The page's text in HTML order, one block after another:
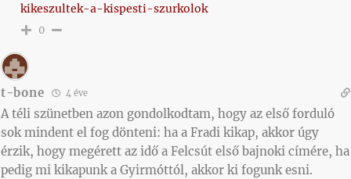
kikeszultek-a-kispesti-szurkolok
0
t-bone 4 éve
A téli szünetben azon gondolkodtam, hogy az első forduló
sok mindent el fog dönteni: ha a Fradi kikap, akkor úgy
érzik, hogy megérett az idő a Felcsút első bajnoki címére, ha
pedig mi kikapunk a Gyirmóttól, akkor ki fogunk esni.